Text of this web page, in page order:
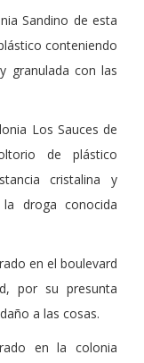
Sandino de esta
conteniendo
granulada con las
Los Sauces de
de plástico
cristalina y
droga conocida
en el boulevard
por su presunta
a las cosas.
en la colonia